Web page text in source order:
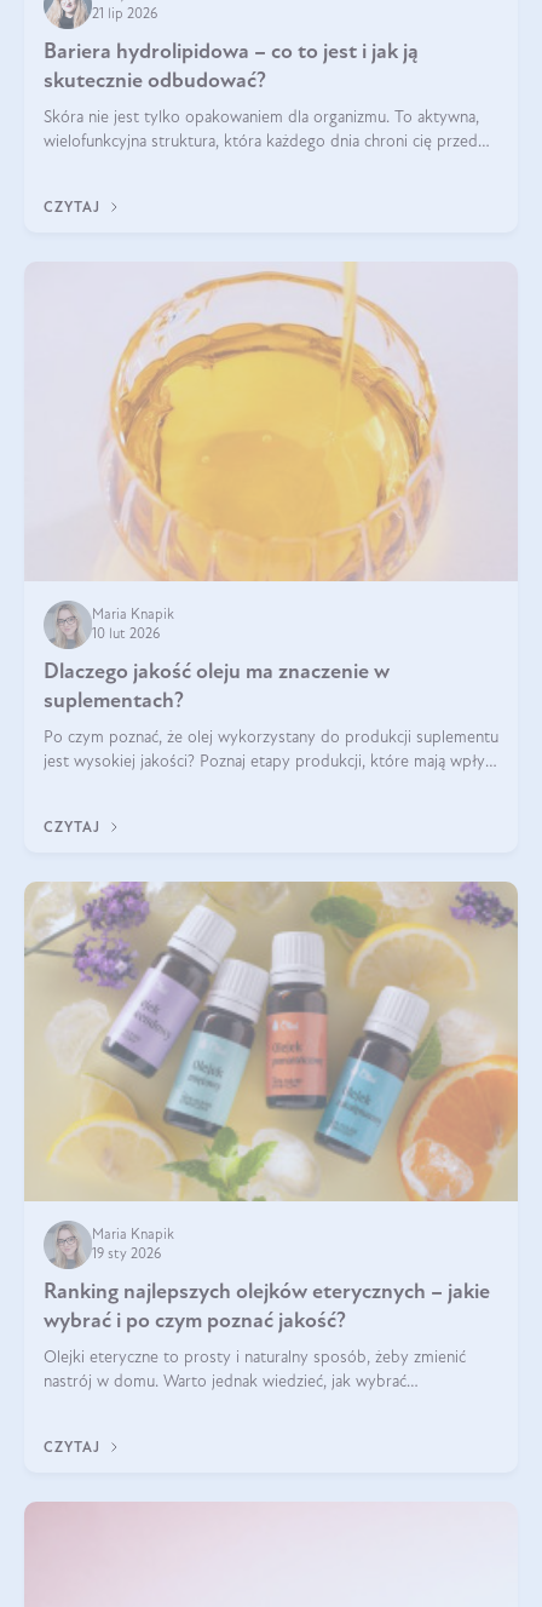
21 lip 2026
Bariera hydrolipidowa – co to jest i jak ją
skutecznie odbudować?
Skóra nie jest tylko opakowaniem dla organizmu. To aktywna,
wielofunkcyjna struktura, która każdego dnia chroni cię przed
bariera hydrolipidowa.
CZYTAJ
Maria Knapik
10 lut 2026
Dlaczego jakość oleju ma znaczenie w
suplementach?
Po czym poznać, że olej wykorzystany do produkcji suplementu
jest wysokiej jakości? Poznaj etapy produkcji, które mają wpływ
CZYTAJ
Maria Knapik
19 sty 2026
Ranking najlepszych olejków eterycznych – jakie
wybrać i po czym poznać jakość?
Olejki eteryczne to prosty i naturalny sposób, żeby zmienić
nastrój w domu. Warto jednak wiedzieć, jak wybrać
kryteria wyboru!
CZYTAJ